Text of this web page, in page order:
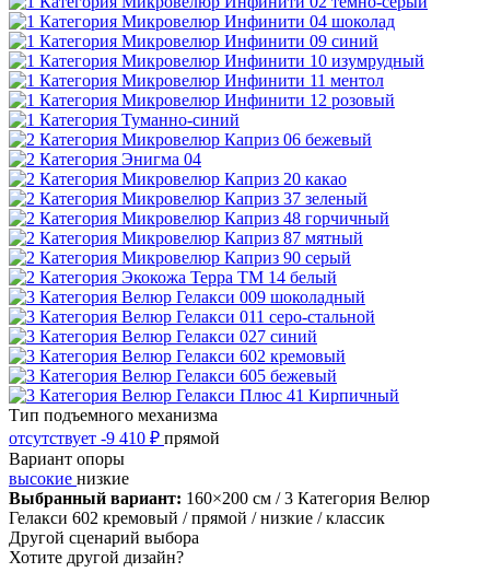
Тип подъемного механизма
отсутствует -9 410 ₽ прямой
Вариант опоры
высокие низкие
Выбранный вариант: 160×200 см / 3 Категория Велюр
Гелакси 602 кремовый / прямой / низкие / классик
Другой сценарий выбора
Хотите другой дизайн?